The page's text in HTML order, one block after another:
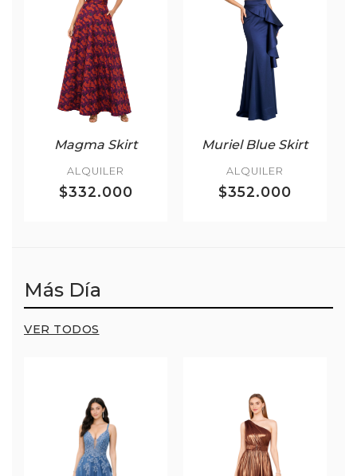
Magma Skirt
ALQUILER
$332.000
Muriel Blue Skirt
ALQUILER
$352.000
Más Día
VER TODOS